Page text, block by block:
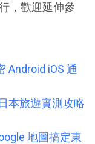
，歡迎延伸參
Android iOS 通
本旅遊實測攻略
地圖搞定東